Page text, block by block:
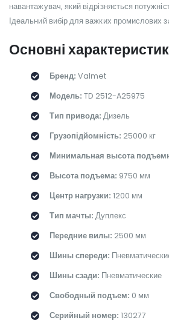
навантажувач, який відрізняється
Ідеальний вибір для важких промислових
Основні
Бренд: Valmet
Модель: TD 2512-A25975
Тип привода: Дизель
Грузопідйомність: 25000 кг
Минимальная высота
Высота подъема: 9750 мм
Центр нагрузки: 1200 мм
Тип мачты: Дуплекс
Передние вилы: 2500 мм
Шины спереди:
Шины сзади: Пневматические
Свободный подъем: 0 мм
Серийный номер: 130277